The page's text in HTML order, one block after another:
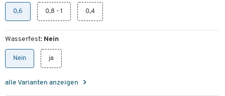
0,6 0,8 - 1 0,4
Wasserfest: Nein
Nein ja
alle Varianten anzeigen